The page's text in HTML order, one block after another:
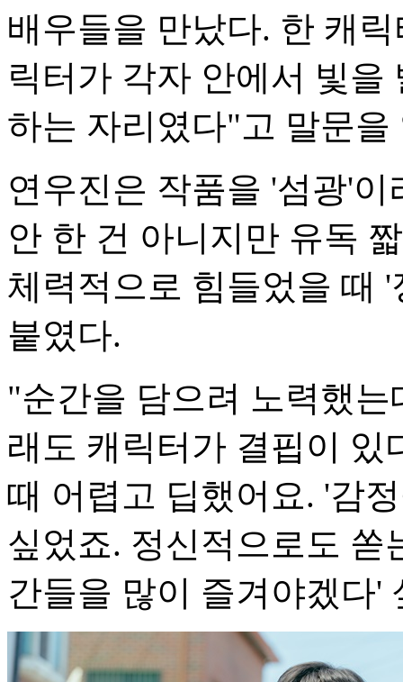
배우들을 만났다. 한 캐
릭터가 각자 안에서 빛을
하는 자리였다"고 말문을
연우진은 작품을 '섬광'
안 한 건 아니지만 유독
체력적으로 힘들었을 때
붙였다.
"순간을 담으려 노력했
래도 캐릭터가 결핍이 있
때 어렵고 딥했어요. '감
싶었죠. 정신적으로도 쏟
간들을 많이 즐겨야겠다'